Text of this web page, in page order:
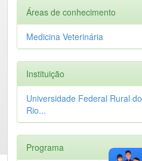
Áreas de conhecimento
Medicina Veterinária
Instituição
Universidade Federal Rural do
Rio...
Programa